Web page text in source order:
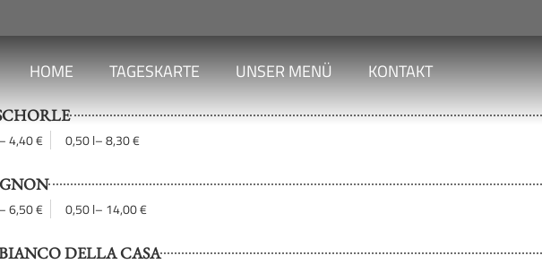
HOME TAGESKARTE UNSER MENÜ KONTAKT
– 4,40 € 0,50 l– 8,30 €
– 6,50 € 0,50 l– 14,00 €
DELLA CASA